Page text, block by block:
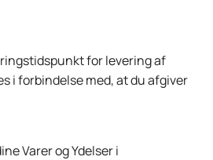
for levering af
i forbindelse med, at du afgiver
Varer og Ydelser i